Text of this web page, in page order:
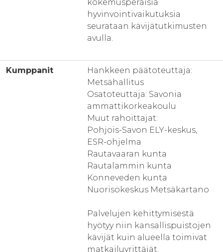
kokemusperäisiä
hyvinvointivaikutuksia
seurataan kävijätutkimusten
avulla.
Kumppanit
Hankkeen päätoteuttaja:
Metsähallitus
Osatoteuttaja: Savonia
ammattikorkeakoulu
Muut rahoittajat:
Pohjois-Savon ELY-keskus,
ESR-ohjelma
Rautavaaran kunta
Rautalammin kunta
Konneveden kunta
Nuorisokeskus Metsäkartano
Palvelujen kehittymisestä
hyötyy niin kansallispuistojen
kävijät kuin alueella toimivat
matkailuyrittäjät.